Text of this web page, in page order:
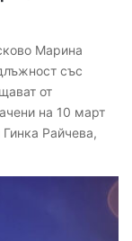
Марина
със
от
на 10 март
Райчева,